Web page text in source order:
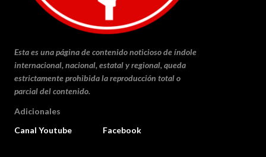
Esta es una página de contenido noticioso de índole
internacional, nacional, estatal y regional, queda
estrictamente prohibida la reproducción total o
parcial del contenido.
Adicionales
Canal Youtube
Facebook